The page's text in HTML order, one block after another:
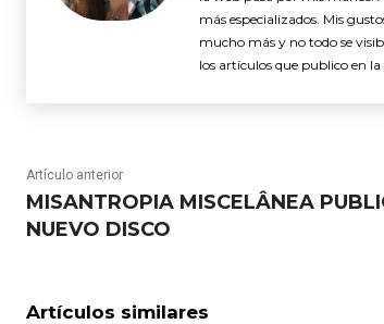
más especializados. Mis
mucho más y no todo se
los artículos que publico en la
Artículo anterior
MISANTROPIA MISCELÂNEA
NUEVO DISCO
Artículos similares